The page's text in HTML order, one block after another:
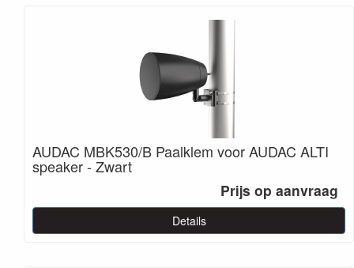
AUDAC MBK530/B Paalklem voor AUDAC ALTI
speaker - Zwart
Prijs op aanvraag
Details